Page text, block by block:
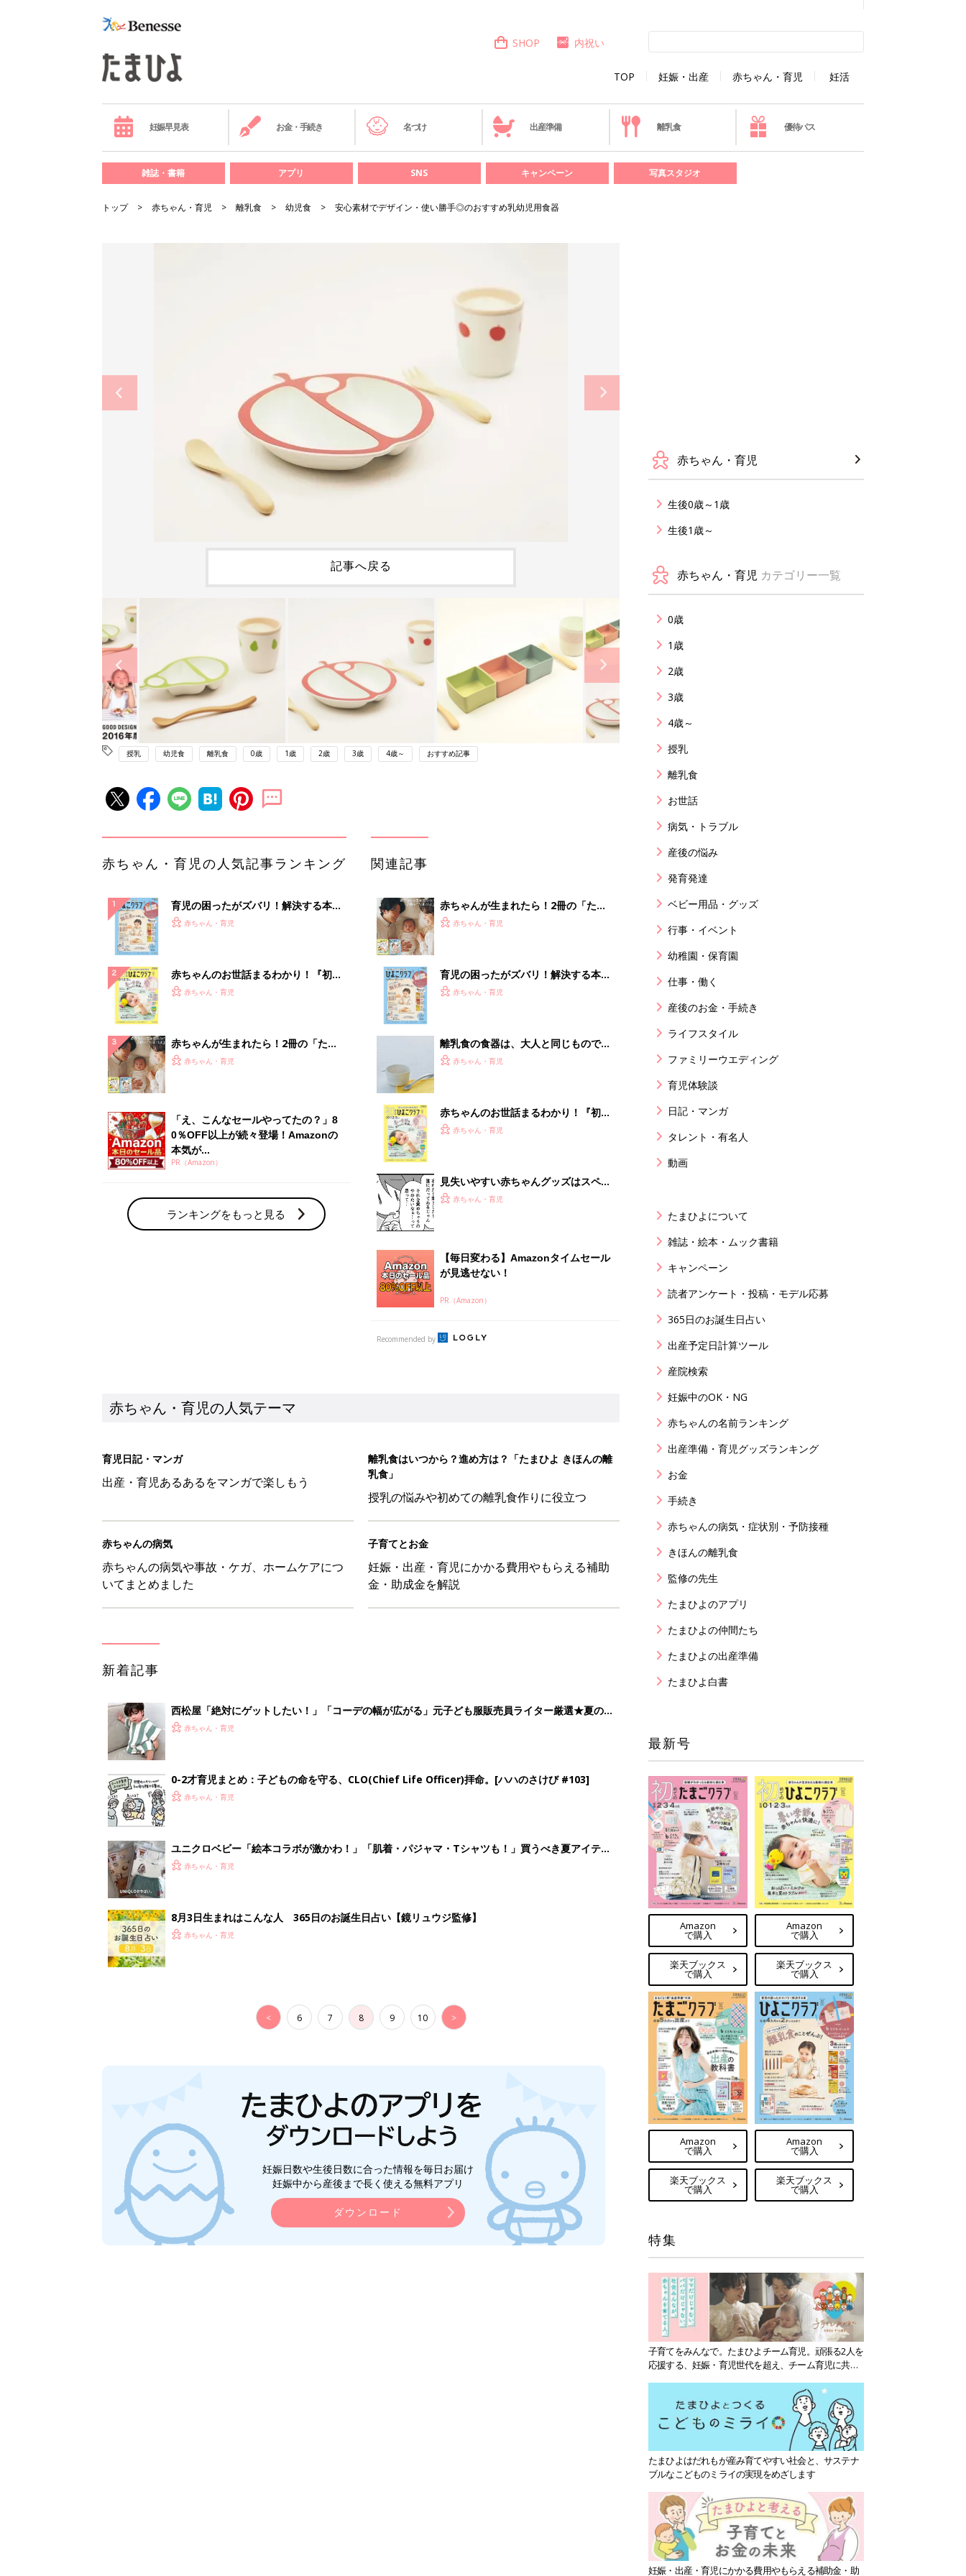
TOP 妊娠・出産 赤ちゃん・育児 妊活
SHOP 内祝い
妊娠早見表 お金・手続き 名づけ 出産準備 離乳食 優待パス
雑誌・書籍 アプリ SNS キャンペーン 写真スタジオ
トップ 赤ちゃん・育児 離乳食 幼児食 安心素材でデザイン・使い勝手◎のおすすめ乳幼児用食器
記事へ戻る
授乳 幼児食 離乳食 0歳 1歳 2歳 3歳 4歳～ おすすめ記事
赤ちゃん・育児の人気記事ランキング
育児の困ったがズバリ！解決する本
『ひよこクラブ 秋号』 4カ月～2才
赤ちゃん・育児
赤ちゃんのお世話まるわかり！『初め
てのひよこクラブ 夏号』〈巻頭大特
赤ちゃん・育児
赤ちゃんが生まれたら！2冊の「たま
ひよ」
赤ちゃん・育児
「え、こんなセールやってたの？」8
0％OFF以上が続々登場！Amazonの
本気が...
PR（Amazon）
ランキングをもっと見る
関連記事
赤ちゃんが生まれたら！2冊の「たま
ひよ」
赤ちゃん・育児
育児の困ったがズバリ！解決する本
『ひよこクラブ 秋号』 4カ月～2才
赤ちゃん・育児
離乳食の食器は、大人と同じものでは
ダメ！？離乳食をスムーズに進めるた
赤ちゃん・育児
赤ちゃんのお世話まるわかり！『初め
てのひよこクラブ 夏号』〈巻頭大特
赤ちゃん・育児
見失いやすい赤ちゃんグッズはスペア
があると安心！さらに思いがけないメ
赤ちゃん・育児
【毎日変わる】Amazonタイムセール
が見逃せない！
PR（Amazon）
Recommended by
赤ちゃん・育児の人気テーマ
育児日記・マンガ
出産・育児あるあるをマンガで楽しもう
離乳食はいつから？進め方は？「たまひよ きほんの離
乳食」
授乳の悩みや初めての離乳食作りに役立つ
赤ちゃんの病気
赤ちゃんの病気や事故・ケガ、ホームケアにつ
いてまとめました
子育てとお金
妊娠・出産・育児にかかる費用やもらえる補助
金・助成金を解説
新着記事
西松屋「絶対にゲットしたい！」「コーデの幅が広がる」元子ども服販売員ライター厳選★夏のバ
ズりアイテム5選
赤ちゃん・育児
0-2才育児まとめ：子どもの命を守る、CLO(Chief Life Officer)拝命。[ハハのさけび #103]
赤ちゃん・育児
ユニクロベビー「絵本コラボが激かわ！」「肌着・パジャマ・Tシャツも！」買うべき夏アイテム
5選赤ちゃん・育児
8月3日生まれはこんな人 365日のお誕生日占い【鏡リュウジ監修】
赤ちゃん・育児
< 6 7 8 9 10 >
妊娠日数や生後日数に合った情報を毎日お届け
妊娠中から産後まで長く使える無料アプリ
ダウンロード
赤ちゃん・育児
生後0歳～1歳
生後1歳～
赤ちゃん・育児 カテゴリー一覧
0歳
1歳
2歳
3歳
4歳～
授乳
離乳食
お世話
病気・トラブル
産後の悩み
発育発達
ベビー用品・グッズ
行事・イベント
幼稚園・保育園
仕事・働く
産後のお金・手続き
ライフスタイル
ファミリーウエディング
育児体験談
日記・マンガ
タレント・有名人
動画
たまひよについて
雑誌・絵本・ムック書籍
キャンペーン
読者アンケート・投稿・モデル応募
365日のお誕生日占い
出産予定日計算ツール
産院検索
妊娠中のOK・NG
赤ちゃんの名前ランキング
出産準備・育児グッズランキング
お金
手続き
赤ちゃんの病気・症状別・予防接種
きほんの離乳食
監修の先生
たまひよのアプリ
たまひよの仲間たち
たまひよの出産準備
たまひよ白書
最新号
Amazon
で購入
楽天ブックス
で購入
Amazon
で購入
楽天ブックス
で購入
Amazon
で購入
楽天ブックス
で購入
Amazon
で購入
楽天ブックス
で購入
特集
子育てをみんなで。たまひよチーム育児。頑張る2人を
応援する、妊娠・育児世代を超え、チーム育児に共感
たまひよはだれもが産み育てやすい社会と、サステナ
ブルなこどものミライの実現をめざします
妊娠・出産・育児にかかる費用やもらえる補助金・助